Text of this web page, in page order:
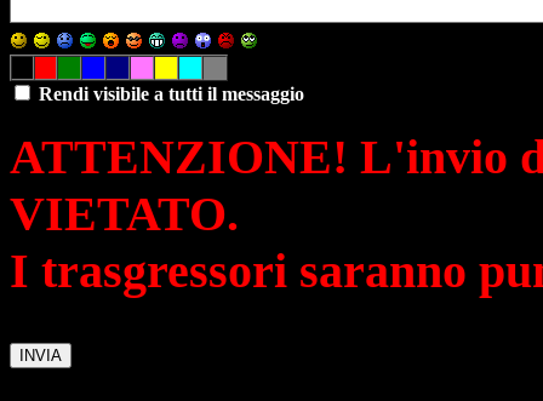
Rendi visibile a tutti il messaggio
ATTENZIONE! L'invio
VIETATO.
I trasgressori saranno